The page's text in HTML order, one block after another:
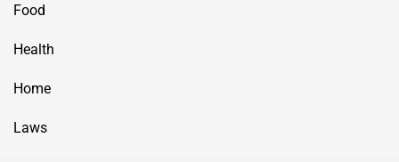
Food
Health
Home
Laws